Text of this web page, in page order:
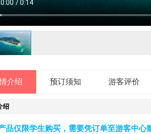
介绍 预订须知 游客评价
绍
品仅限学生购买 ，需要凭订单至游客中